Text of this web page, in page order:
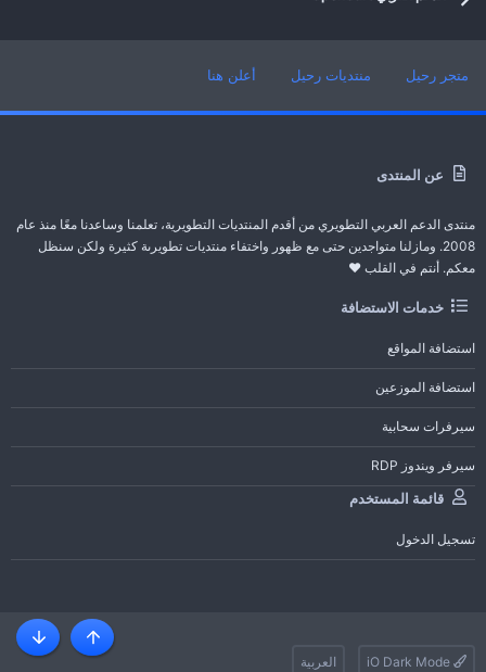
عن المنتدى
منتدى الدعم العربي التطويري من أقدم المنتديات التطويرية، تعلمنا وساعدنا معًا منذ عام
2008. ومازلنا متواجدين حتى مع ظهور واختفاء منتديات تطويرىة كثيرة ولكن سنظل
معكم. أنتم في القلب ❤️
خدمات الاستضافة
استضافة المواقع
استضافة الموزعين
سيرفرات سحابية
سيرفر ويندوز RDP
قائمة المستخدم
تسجيل الدخول
متجر رحيل منتديات رحيل أعلن هنا
العربية
أعلى أسفل